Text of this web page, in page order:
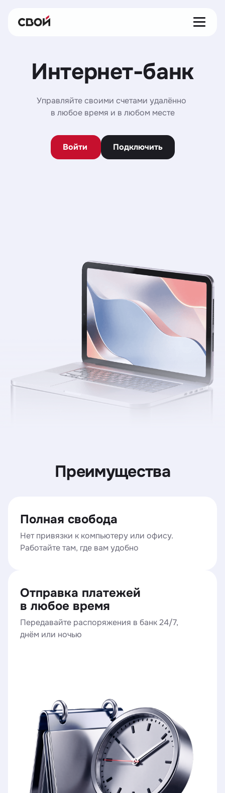
Интернет-банк
Управляйте своими счетами удалённо
в любое время и в любом месте
Войти Подключить
Преимущества
Полная свобода
Нет привязки к компьютеру или офису.
Работайте там, где вам удобно
Отправка платежей
в любое время
Передавайте распоряжения в банк 24/7,
днём или ночью